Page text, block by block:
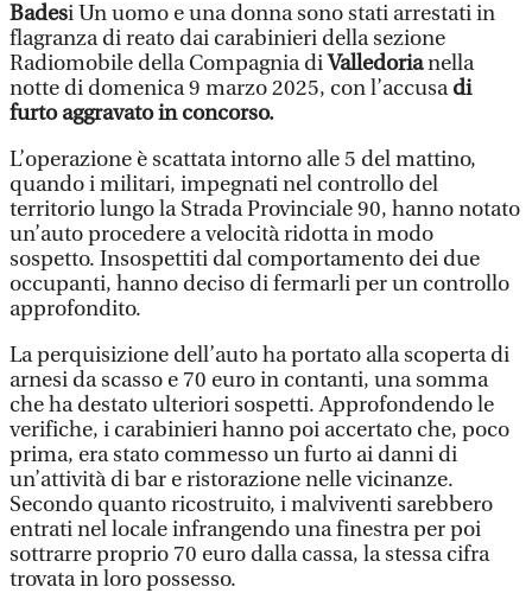
Badesi Un uomo e una donna sono stati arrestati in
flagranza di reato dai carabinieri della sezione
Radiomobile della Compagnia diValledorianella
notte di domenica 9 marzo 2025, con l’accusadi
furto aggravato in concorso.
L’operazione è scattata intorno alle 5 del mattino,
quando i militari, impegnati nel controllo del
territorio lungo la Strada Provinciale 90, hanno notato
un’auto procedere a velocità ridotta in modo
sospetto. Insospettiti dal comportamento dei due
occupanti, hanno deciso di fermarli per un controllo
approfondito.
La perquisizione dell’auto ha portato alla scoperta di
arnesi da scasso e 70 euro in contanti, una somma
che ha destato ulteriori sospetti. Approfondendo le
verifiche, i carabinieri hanno poi accertato che, poco
prima, era stato commesso un furto ai danni di
un’attività di bar e ristorazione nelle vicinanze.
Secondo quanto ricostruito, i malviventi sarebbero
entrati nel locale infrangendo una finestra per poi
sottrarre proprio 70 euro dalla cassa, la stessa cifra
trovata in loro possesso.